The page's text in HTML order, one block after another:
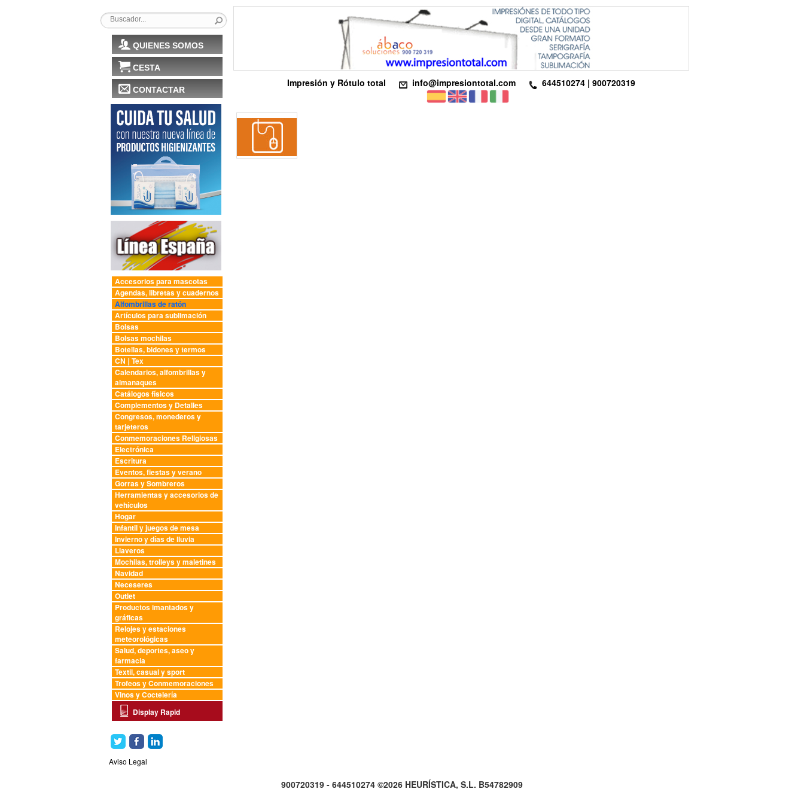
QUIENES SOMOS
CESTA
CONTACTAR
Accesorios para mascotas
Agendas, libretas y cuadernos
Alfombrillas de ratón
Artículos para sublimación
Bolsas
Bolsas mochilas
Botellas, bidones y termos
CN❘Tex
Calendarios, alfombrillas y
almanaques
Catálogos físicos
Complementos y Detalles
Congresos, monederos y
tarjeteros
Conmemoraciones Religiosas
Electrónica
Escritura
Eventos, fiestas y verano
Gorras y Sombreros
Herramientas y accesorios de
vehículos
Hogar
Infantil y juegos de mesa
Invierno y días de lluvia
Llaveros
Mochilas, trolleys y maletines
Navidad
Neceseres
Outlet
Productos imantados y
gráficas
Relojes y estaciones
meteorológicas
Salud, deportes, aseo y
farmacia
Textil, casual y sport
Trofeos y Conmemoraciones
Vinos y Coctelería
Display Rapid
Aviso Legal
Impresión y Rótulo total info@impresiontotal.com 644510274 | 900720319
900720319 - 644510274 ©2026 HEURÍSTICA, S.L. B54782909